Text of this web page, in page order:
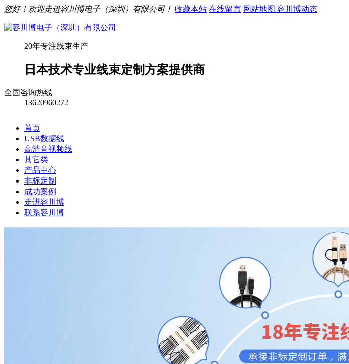
您好！欢迎走进容川博电子（深圳）有限公司！ 收藏本站 在线留言 网站地图 容川博动态
20年专注线束生产
日本技术专业线束定制方案提供商
全国咨询热线
13620960272
首页
USB数据线
高清音视频线
其它类
产品中心
非标定制
成功案例
走进容川博
联系容川博